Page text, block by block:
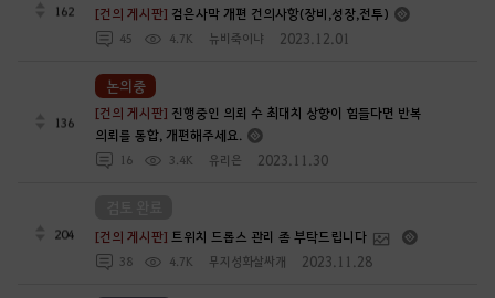
162 [건의 게시판] 검은사막 개편 건의사항(장비,성장,전투)
45 4.7K 뉴비죽이냐 2023.12.01
136
[건의 게시판] 진행중인 의뢰 수 최대치 상향이 힘들다면 반복
의뢰를 통합, 개편해주세요.
16 3.4K 유리은 2023.11.30
논의중
204 [건의 게시판]트위치 드롭스 관리 좀 부탁드립니다
38 4.7K 무지성화살싸개 2023.11.28